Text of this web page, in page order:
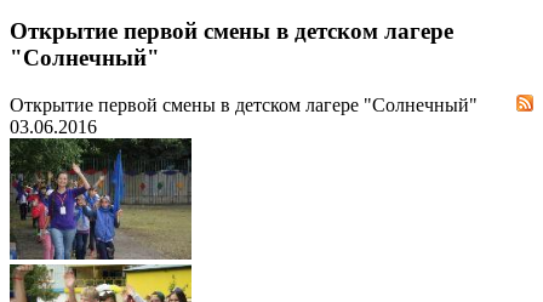
Открытие первой смены в детском лагере
"Солнечный"
Открытие первой смены в детском лагере "Солнечный"
03.06.2016